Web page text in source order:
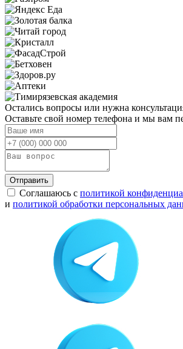
Остались вопросы или нужна
Оставьте свой номер телефона и мы вам
Отправить
Соглашаюсь с политикой
и политикой обработки персональных